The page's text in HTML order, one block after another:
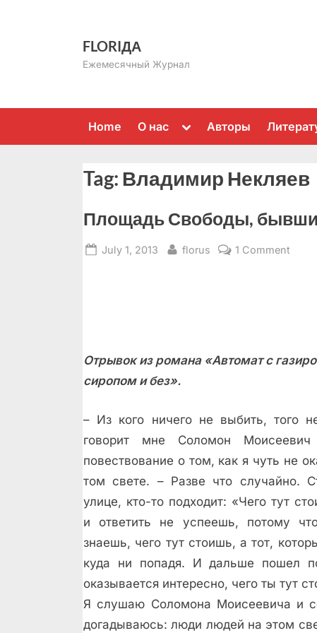
FLORIДА
Ежемесячный Журнал
Home О нас
Toggle
menu
Авторы
Tag: Владимир Некляев
Площадь Свободы,
Posted
July 1, 2013 By
florus 1 Comment
Отрывок из романа «Автомат с
сиропом и без».
– Из кого ничего не выбить, того
говорит мне Соломон
повествование о том, как я чуть не
том свете. – Разве что случайно.
улице, кто-то подходит: «Чего тут
и ответить не успеешь, потому
знаешь, чего тут стоишь, а тот,
куда ни попадя. И дальше пошел
оказывается интересно, чего ты тут
Я слушаю Соломона Моисеевича и
догадываюсь: люди людей на этом